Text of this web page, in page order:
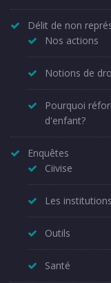
Délit de non
Nos actions
Notions de
Pourquoi
d'enfant?
Enquêtes
Ciivise
Les institutions
Outils
Santé